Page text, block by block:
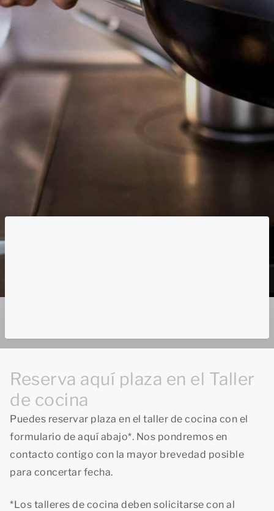
Reserva aquí plaza en el Taller
de cocina
Puedes reservar plaza en el taller de cocina con el
formulario de aquí abajo*. Nos pondremos en
contacto contigo con la mayor brevedad posible
para concertar fecha.
*Los talleres de cocina deben solicitarse con al